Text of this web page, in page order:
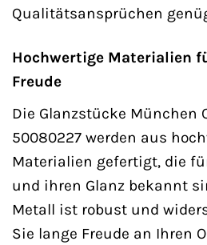
Qualitätsansprüchen
Hochwertige Materialien
Freude
Die Glanzstücke München
50080227 werden aus
Materialien gefertigt, die
und ihren Glanz bekannt
Metall ist robust und
Sie lange Freude an Ihren